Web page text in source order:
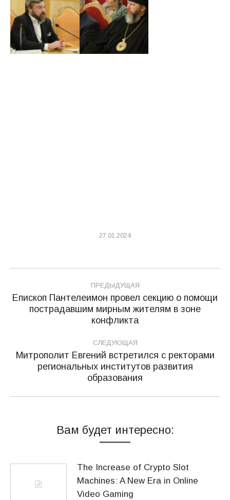
27.01.2024
Навигация
по
записям
ПРЕДЫДУЩАЯ
Предыдущая
запись:
Епископ Пантелеимон провел секцию о помощи
пострадавшим мирным жителям в зоне
конфликта
СЛЕДУЮЩАЯ
Следующая
запись:
Митрополит Евгений встретился с ректорами
региональных институтов развития
образования
Вам будет интересно:
The Increase of Crypto Slot
Machines: A New Era in Online
Video Gaming